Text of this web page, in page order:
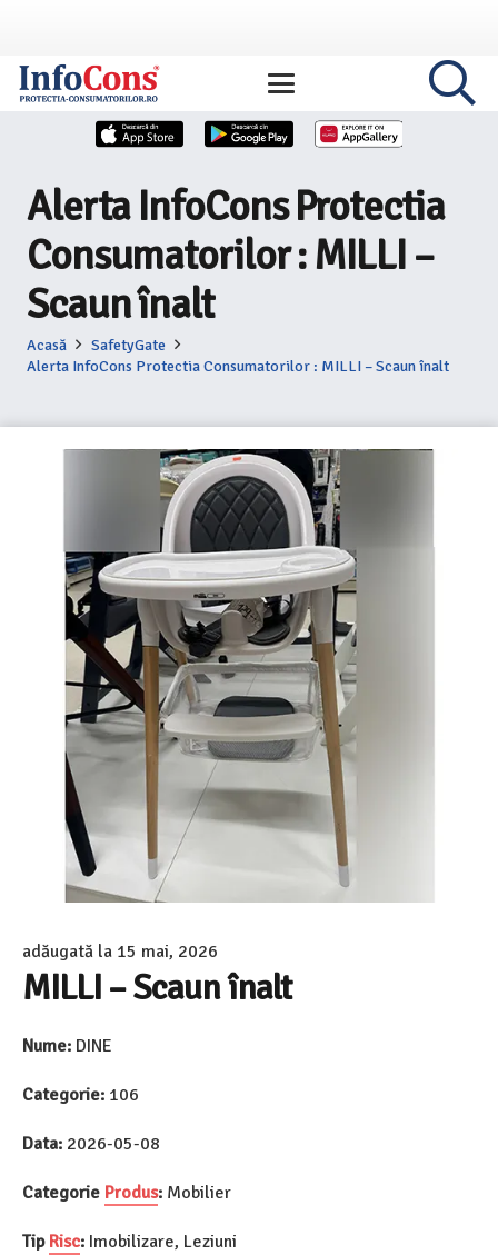
Alerta InfoCons Protectia
Consumatorilor : MILLI –
Scaun înalt
Acasă
SafetyGate
Alerta InfoCons Protectia Consumatorilor : MILLI – Scaun înalt
adăugată la 15 mai, 2026
MILLI – Scaun înalt
Nume: DINE
Categorie: 106
Data: 2026-05-08
Categorie Produs: Mobilier
Tip Risc: Imobilizare, Leziuni